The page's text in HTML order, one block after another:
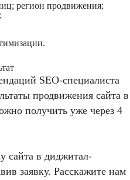
регион продвижения;
SEO-специалиста
продвижения сайта в
получить уже через 4
сайта в диджитал-
заявку. Расскажите нам